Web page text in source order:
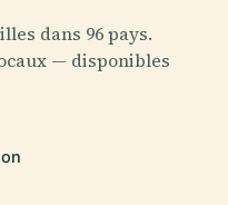
dans 96 pays.
— disponibles